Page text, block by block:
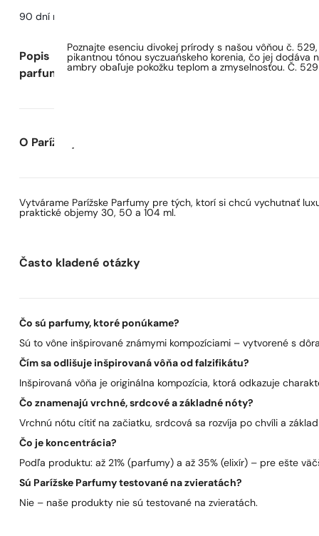
90 dní na
Popis
parfumu
Poznajte esenciu divokej prírody s našou vôňou č.
pikantnou tónou syczuańskeho korenia, čo jej dodáva
ambry obaľuje pokožku teplom a zmyselnosťou. Č.
O Parížskych Parfumoch
Vytvárame Parížske Parfumy pre tých, ktorí si chcú vychutnať
praktické objemy 30, 50 a 104 ml.
Často kladené otázky
Čo sú parfumy, ktoré ponúkame?
Sú to vône inšpirované známymi kompozíciami – vytvorené s
Čím sa odlišuje inšpirovaná vôňa od falzifikátu?
Inšpirovaná vôňa je originálna kompozícia, ktorá odkazuje
Čo znamenajú vrchné, srdcové a základné nóty?
Vrchnú nótu cítiť na začiatku, srdcová sa rozvíja po chvíli a
Čo je koncentrácia?
Podľa produktu: až 21% (parfumy) a až 35% (elixír) – pre ešte
Sú Parížske Parfumy testované na zvieratách?
Nie – naše produkty nie sú testované na zvieratách.